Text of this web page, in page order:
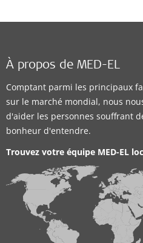
À propos de MED-EL
Comptant parmi les principaux
sur le marché mondial, nous
d'aider les personnes souffrant
bonheur d'entendre.
Trouvez votre équipe MED-EL